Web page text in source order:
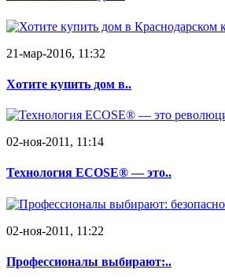
21-мар-2016, 11:32
Хотите купить дом в..
02-ноя-2011, 11:14
Технология ECOSE® — это..
02-ноя-2011, 11:22
Профессионалы выбирают:..